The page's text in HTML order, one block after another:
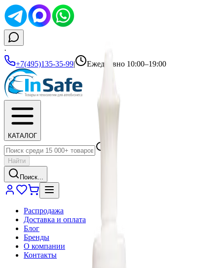
·
+7(495)135-35-99| Ежедневно 10:00–19:00
КАТАЛОГ
Найти
Поиск...
Распродажа
Доставка и оплата
Блог
Бренды
О компании
Контакты